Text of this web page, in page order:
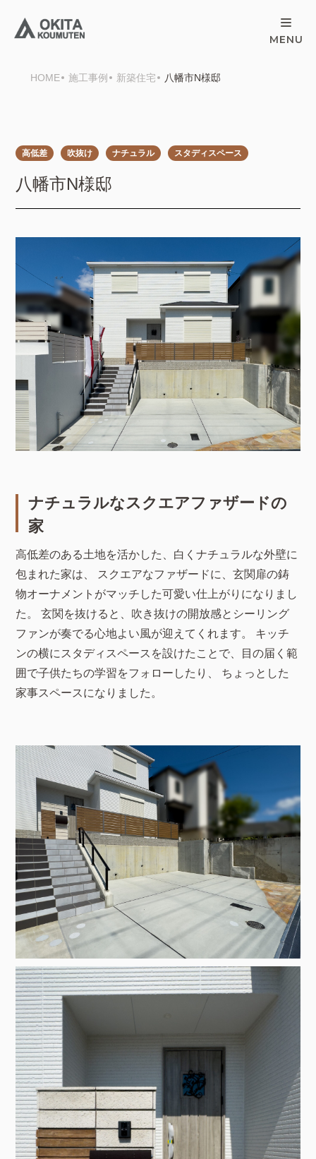
HOME 施工事例 新築住宅 八幡市N様邸
高低差 吹抜け ナチュラル スタディスペース
八幡市N様邸
ナチュラルなスクエアファザードの
家
高低差のある土地を活かした、白くナチュラルな外壁に
包まれた家は、 スクエアなファザードに、玄関扉の鋳
物オーナメントがマッチした可愛い仕上がりになりまし
た。 玄関を抜けると、吹き抜けの開放感とシーリング
ファンが奏でる心地よい風が迎えてくれます。 キッチ
ンの横にスタディスペースを設けたことで、目の届く範
囲で子供たちの学習をフォローしたり、 ちょっとした
家事スペースになりました。